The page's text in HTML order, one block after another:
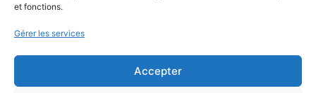
et fonctions.
Gérer les services
Accepter